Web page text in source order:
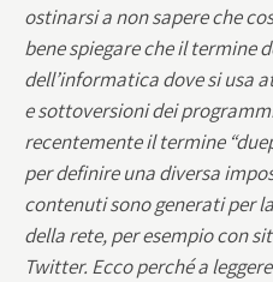
ostinarsi a non sapere che
bene spiegare che il termine
dell’informatica dove si usa
e sottoversioni dei
recentemente il termine
per definire una diversa
contenuti sono generati per
della rete, per esempio con
Twitter. Ecco perché a